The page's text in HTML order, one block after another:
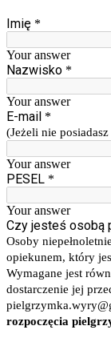
Imię *
Your answer
Nazwisko *
Your answer
E-mail *
(Jeżeli nie
Your answer
PESEL *
Your answer
Czy jesteś osobą
Osoby
opiekunem, który
Wymagane jest
dostarczenie jej
rozpoczęcia